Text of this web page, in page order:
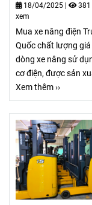
18/04/2025 |
381
xem
Mua xe nâng điện
Quốc chất lượng giá
dòng xe nâng sử
cơ điện, được sản
Trung Quốc bởi các
hiệu lớn Noblelift
dòng xe nâng điện
lượng cao giá rẻ..
dụng nguồn năng
điện từ ắc quy hoặc
lithium-ion để nâng,
chuyển hàng hóa.
Xem thêm ››